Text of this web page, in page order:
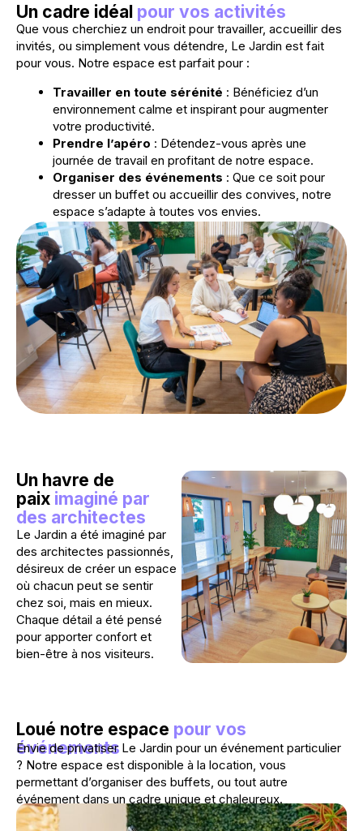
Un cadre idéal pour vos activités
Que vous cherchiez un endroit pour travailler, accueillir des
invités, ou simplement vous détendre, Le Jardin est fait
pour vous. Notre espace est parfait pour :
Travailler en toute sérénité : Bénéficiez d’un
environnement calme et inspirant pour augmenter
votre productivité.
Prendre l’apéro : Détendez-vous après une
journée de travail en profitant de notre espace.
Organiser des événements : Que ce soit pour
dresser un buffet ou accueillir des convives, notre
espace s’adapte à toutes vos envies.
Un havre de
paix imaginé par
des architectes
Le Jardin a été imaginé par
des architectes passionnés,
désireux de créer un espace
où chacun peut se sentir
chez soi, mais en mieux.
Chaque détail a été pensé
pour apporter confort et
bien-être à nos visiteurs.
Loué notre espace pour vos
événements
Envie de privatiser Le Jardin pour un événement particulier
? Notre espace est disponible à la location, vous
permettant d’organiser des buffets, ou tout autre
événement dans un cadre unique et chaleureux.